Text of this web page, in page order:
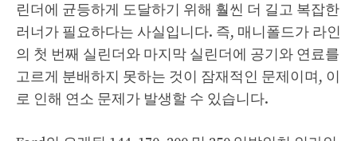
린더에 균등하게 도달하기 위해 훨씬 더 길고 복잡한
러너가 필요하다는 사실입니다. 즉, 매니폴드가 라인
의 첫 번째 실린더와 마지막 실린더에 공기와 연료를
고르게 분배하지 못하는 것이 잠재적인 문제이며, 이
로 인해 연소 문제가 발생할 수 있습니다.